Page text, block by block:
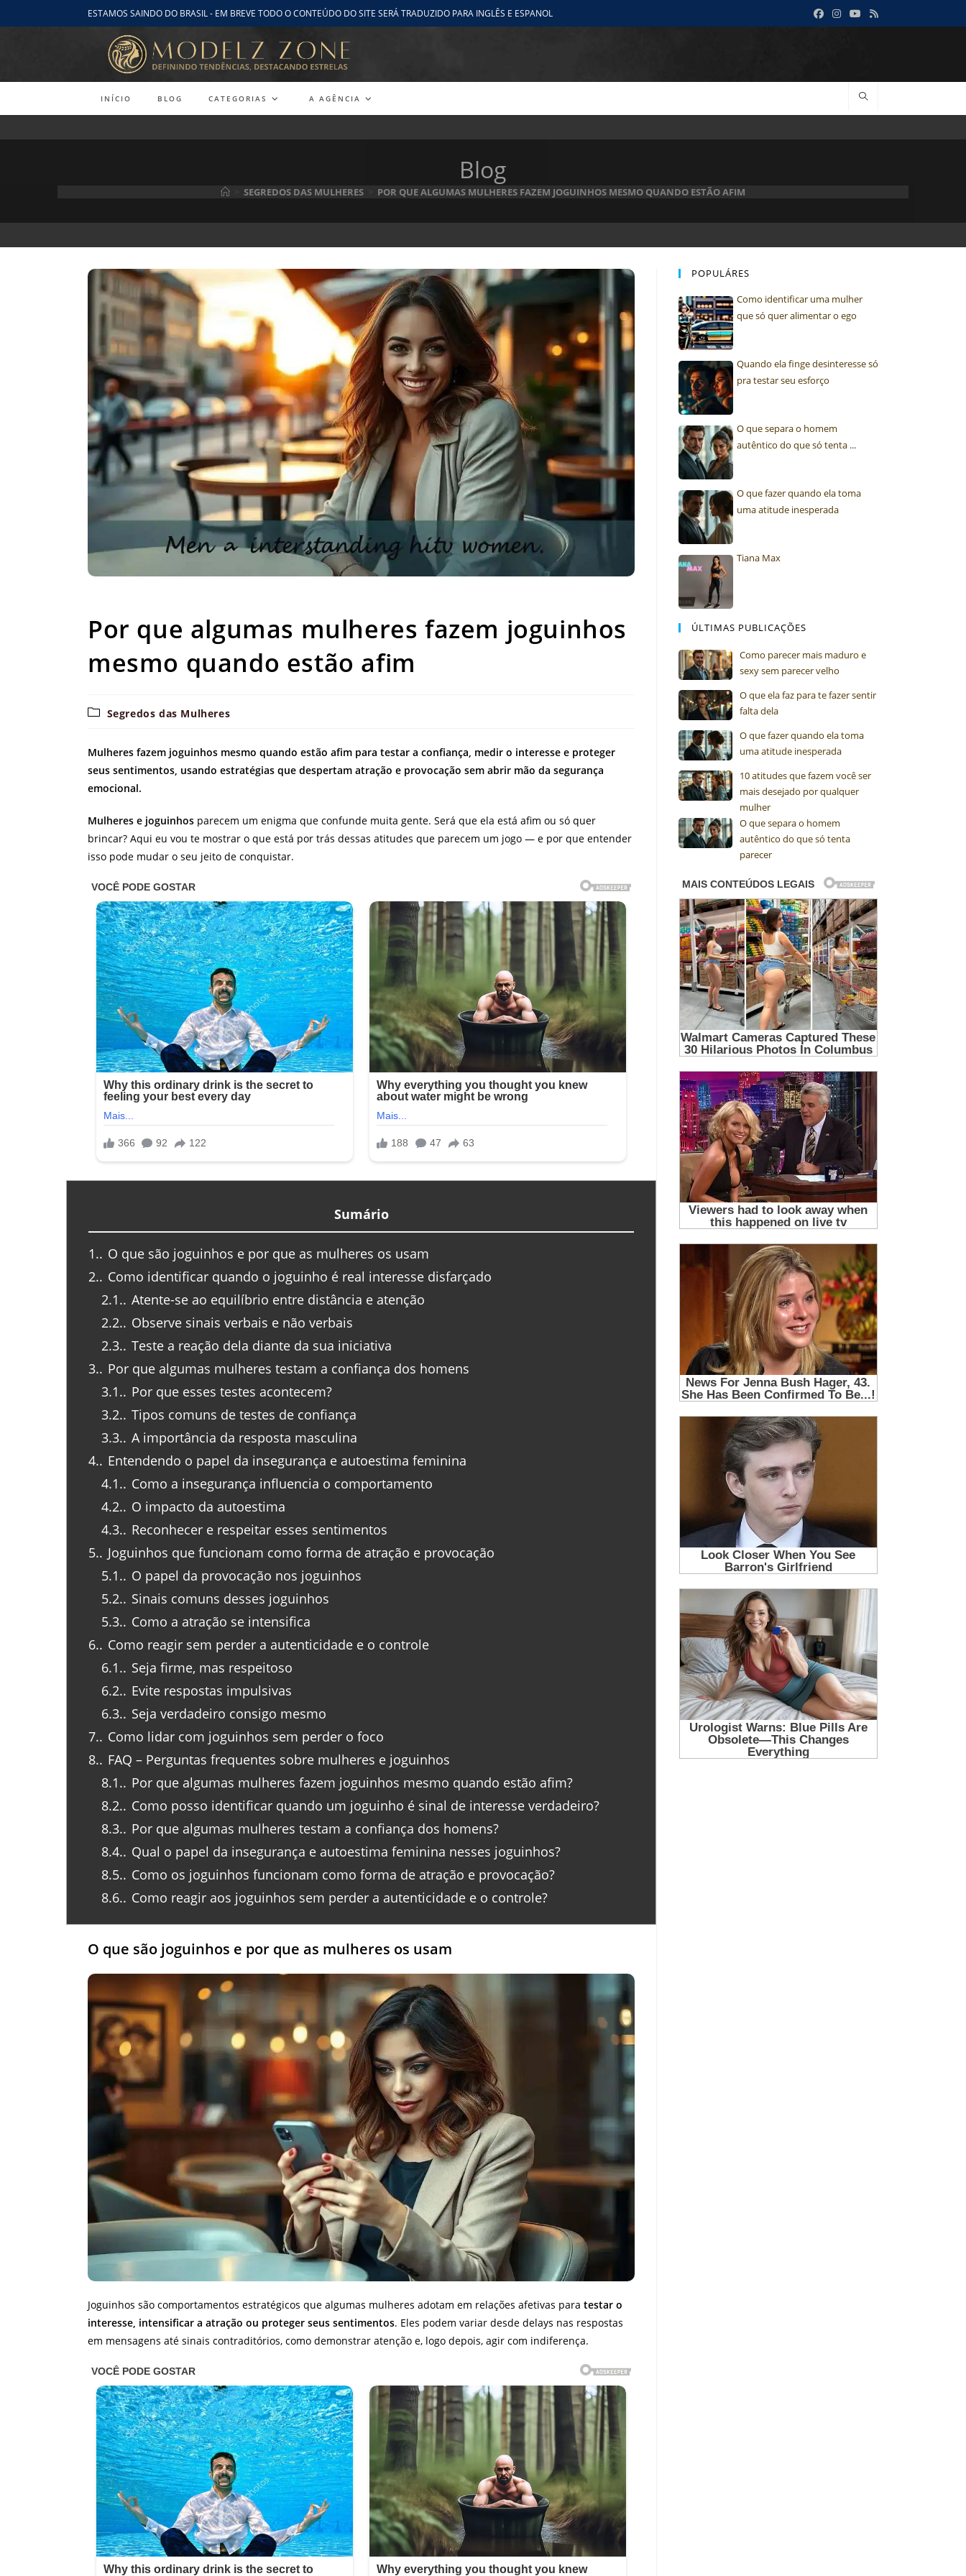
para
ESTAMOS SAINDO DO BRASIL - EM BREVE TODO O CONTEÚDO DO SITE SERÁ TRADUZIDO PARA INGLÊS E ESPANOL
INÍCIO BLOG CATEGORIAS A AGÊNCIA
Blog
SEGREDOS DAS MULHERES POR QUE ALGUMAS MULHERES FAZEM JOGUINHOS MESMO QUANDO ESTÃO AFIM
Por que algumas mulheres fazem joguinhos
mesmo quando estão afim
Categoria
Segredos das Mulheres
Mulheres fazem joguinhos mesmo quando estão afim para testar a confiança, medir o interesse e proteger
seus sentimentos, usando estratégias que despertam atração e provocação sem abrir mão da segurança
emocional.
Mulheres e joguinhos parecem um enigma que confunde muita gente. Será que ela está afim ou só quer
brincar? Aqui eu vou te mostrar o que está por trás dessas atitudes que parecem um jogo — e por que entender
isso pode mudar o seu jeito de conquistar.
Sumário
1. O que são joguinhos e por que as mulheres os usam
2. Como identificar quando o joguinho é real interesse disfarçado
2.1. Atente-se ao equilíbrio entre distância e atenção
2.2. Observe sinais verbais e não verbais
2.3. Teste a reação dela diante da sua iniciativa
3. Por que algumas mulheres testam a confiança dos homens
3.1. Por que esses testes acontecem?
3.2. Tipos comuns de testes de confiança
3.3. A importância da resposta masculina
4. Entendendo o papel da insegurança e autoestima feminina
4.1. Como a insegurança influencia o comportamento
4.2. O impacto da autoestima
4.3. Reconhecer e respeitar esses sentimentos
5. Joguinhos que funcionam como forma de atração e provocação
5.1. O papel da provocação nos joguinhos
5.2. Sinais comuns desses joguinhos
5.3. Como a atração se intensifica
6. Como reagir sem perder a autenticidade e o controle
6.1. Seja firme, mas respeitoso
6.2. Evite respostas impulsivas
6.3. Seja verdadeiro consigo mesmo
7. Como lidar com joguinhos sem perder o foco
8. FAQ – Perguntas frequentes sobre mulheres e joguinhos
8.1. Por que algumas mulheres fazem joguinhos mesmo quando estão afim?
8.2. Como posso identificar quando um joguinho é sinal de interesse verdadeiro?
8.3. Por que algumas mulheres testam a confiança dos homens?
8.4. Qual o papel da insegurança e autoestima feminina nesses joguinhos?
8.5. Como os joguinhos funcionam como forma de atração e provocação?
8.6. Como reagir aos joguinhos sem perder a autenticidade e o controle?
O que são joguinhos e por que as mulheres os usam
Joguinhos são comportamentos estratégicos que algumas mulheres adotam em relações afetivas para testar o
interesse, intensificar a atração ou proteger seus sentimentos. Eles podem variar desde delays nas respostas
em mensagens até sinais contraditórios, como demonstrar atenção e, logo depois, agir com indiferença.
POPULÁRES
Como identificar uma mulher
que só quer alimentar o ego
Quando ela finge desinteresse só
pra testar seu esforço
O que separa o homem
autêntico do que só tenta ...
O que fazer quando ela toma
uma atitude inesperada
Tiana Max
ÚLTIMAS PUBLICAÇÕES
Como parecer mais maduro e
sexy sem parecer velho
O que ela faz para te fazer sentir
falta dela
O que fazer quando ela toma
uma atitude inesperada
10 atitudes que fazem você ser
mais desejado por qualquer
mulher
O que separa o homem
autêntico do que só tenta
parecer